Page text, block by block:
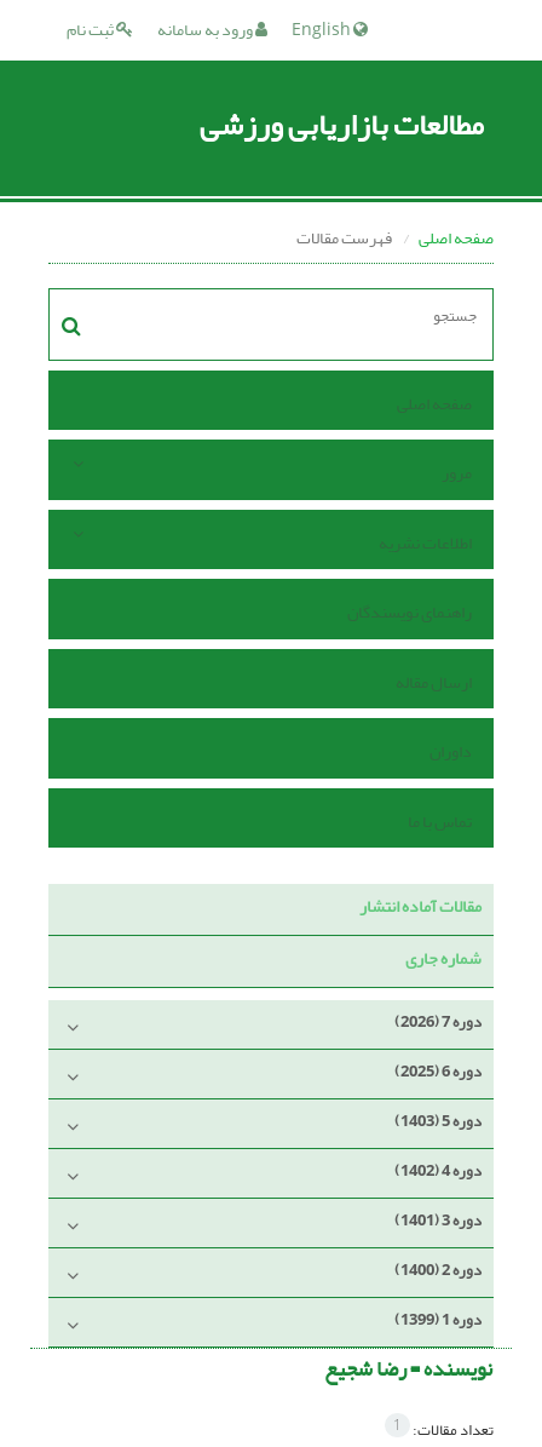
ثبت نام ورود به سامانه
مطالعات بازاریابی ورزشی
صفحه اصلی فهرست مقالات
صفحه اصلی
مرور
اطلاعات نشریه
راهنمای نویسندگان
ارسال مقاله
داوران
تماس با ما
مقالات آماده انتشار
شماره جاری
دوره 7 (2026)
دوره 6 (2025)
دوره 5 (1403)
دوره 4 (1402)
دوره 3 (1401)
دوره 2 (1400)
دوره 1 (1399)
نویسنده =رضا شجیع
تعداد مقالات: 1